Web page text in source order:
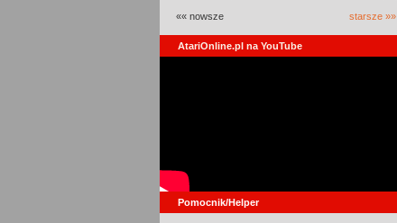
«« nowsze starsze »»
AtariOnline.pl na YouTube
Pomocnik/Helper